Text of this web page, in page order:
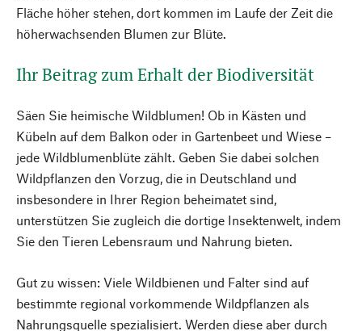
Fläche höher stehen, dort kommen im Laufe der Zeit die
höherwachsenden Blumen zur Blüte.
Ihr Beitrag zum Erhalt der Biodiversität
Säen Sie heimische Wildblumen! Ob in Kästen und
Kübeln auf dem Balkon oder in Gartenbeet und Wiese –
jede Wildblumenblüte zählt. Geben Sie dabei solchen
Wildpflanzen den Vorzug, die in Deutschland und
insbesondere in Ihrer Region beheimatet sind,
unterstützen Sie zugleich die dortige Insektenwelt, indem
Sie den Tieren Lebensraum und Nahrung bieten.
Gut zu wissen: Viele Wildbienen und Falter sind auf
bestimmte regional vorkommende Wildpflanzen als
Nahrungsquelle spezialisiert. Werden diese aber durch